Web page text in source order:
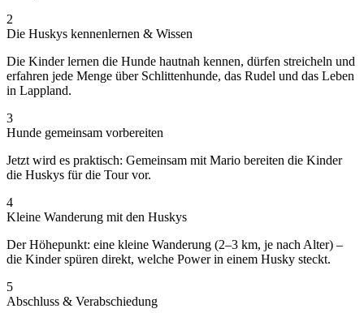
2
Die Huskys kennenlernen & Wissen
Die Kinder lernen die Hunde hautnah kennen, dürfen streicheln und
erfahren jede Menge über Schlittenhunde, das Rudel und das Leben
in Lappland.
3
Hunde gemeinsam vorbereiten
Jetzt wird es praktisch: Gemeinsam mit Mario bereiten die Kinder
die Huskys für die Tour vor.
4
Kleine Wanderung mit den Huskys
Der Höhepunkt: eine kleine Wanderung (2–3 km, je nach Alter) –
die Kinder spüren direkt, welche Power in einem Husky steckt.
5
Abschluss & Verabschiedung